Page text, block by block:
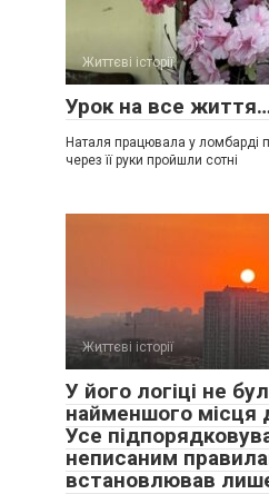
Життєві історії
Урок на все
Наталя працювала у ломбарді
через її руки пройшли сотні
Життєві історії
У його логіці не
найменшого місця
Усе
неписаним
встановлював